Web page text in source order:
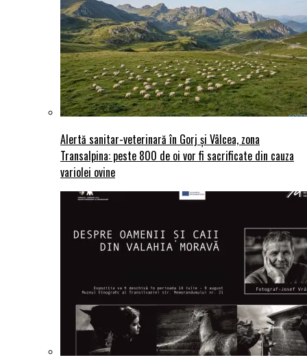
Alertă sanitar-veterinară în Gorj și Vâlcea, zona
Transalpina: peste 800 de oi vor fi sacrificate din cauza
variolei ovine